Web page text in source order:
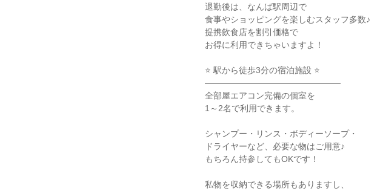
退勤後は、なんば駅周辺で
食事やショッピングを楽しむスタッフ多数♪
提携飲食店を割引価格で
お得に利用できちゃいますよ！
⭐ 駅から徒歩3分の宿泊施設 ⭐
――――――――――――――――
全部屋エアコン完備の個室を
1～2名で利用できます。
シャンプー・リンス・ボディーソープ・
ドライヤーなど、必要な物はご用意♪
もちろん持参してもOKです！
私物を収納できる場所もありますし、